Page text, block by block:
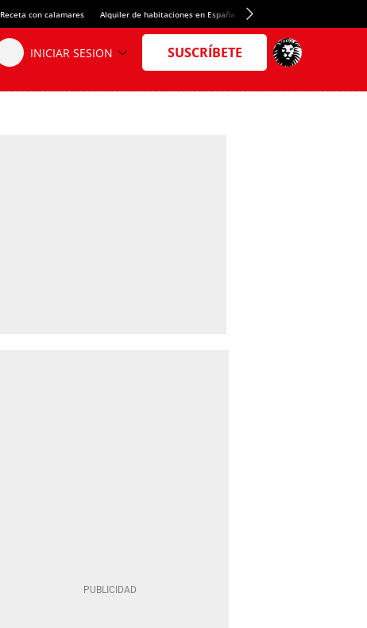
Receta con calamares Alquiler de habitaciones en España Crédito del Spotify Camp Nou